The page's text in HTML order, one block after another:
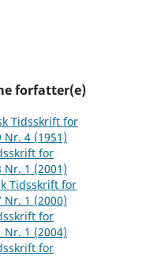
forfatter(e)
Tidsskrift for
4 (1951)
for
1 (2001)
Tidsskrift for
1 (2000)
for
1 (2004)
for